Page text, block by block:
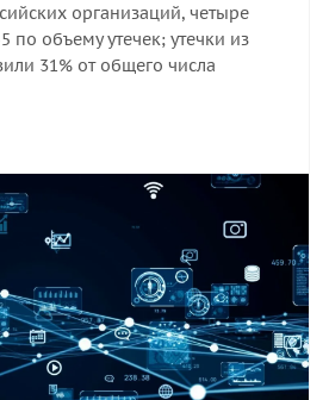
организаций, четыре
по объему утечек; утечки из
31% от общего числа